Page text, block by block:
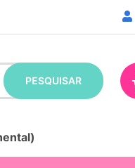
PESQUISAR